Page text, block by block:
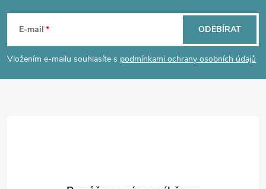
p
a
E-mail
Vložením e-mailu souhlasíte s podmínkami ochrany osobních údajů
ODEBÍRAT